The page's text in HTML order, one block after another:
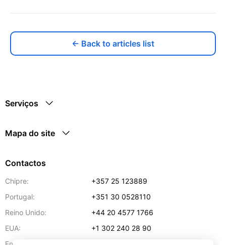
← Back to articles list
Serviços
Mapa do site
Contactos
Chipre:
+357 25 123889
Portugal:
+351 30 0528110
Reino Unido:
+44 20 4577 1766
EUA:
+1 302 240 28 90